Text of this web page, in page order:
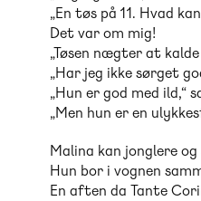
„En tøs på 11. Hvad
Det var om mig!
„Tøsen nægter at
„Har jeg ikke sørget
„Hun er god med ild,“
„Men hun er en
Malina kan jonglere
Hun bor i vognen
En aften da Tante